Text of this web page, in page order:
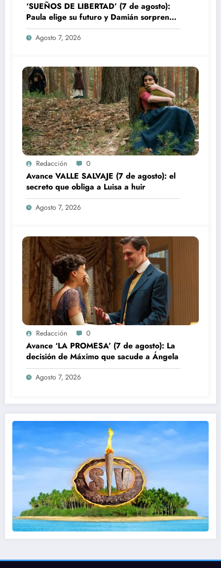
‘SUEÑOS DE LIBERTAD’ (7 de agosto):
Paula elige su futuro y Damián sorprende
a Bianca
Agosto 7, 2026
Redacción 0
Avance VALLE SALVAJE (7 de agosto): el
secreto que obliga a Luisa a huir
Agosto 7, 2026
Redacción 0
Avance ‘LA PROMESA’ (7 de agosto): La
decisión de Máximo que sacude a Ángela
Agosto 7, 2026